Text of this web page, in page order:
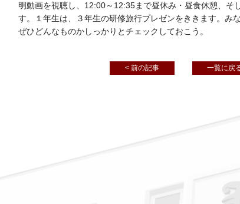
明動画を視聴し、12:00～12:35まで昼休み・昼食休憩、そ
す。１年生は、３年生の研修旅行プレゼンをききます。み
ぜひどんなものかしっかりとチェックしておこう。
< 前の記事 一覧に戻